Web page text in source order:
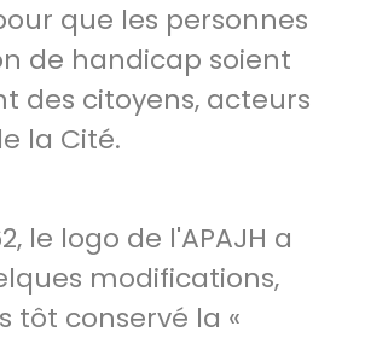
que les personnes
de handicap soient
des citoyens, acteurs
la Cité.
le logo de l'APAJH a
modifications,
tôt conservé la «